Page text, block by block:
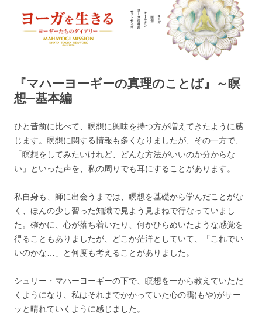
ヨーガを生きる — MAHAYOGI
MISSION ブログ
『マハーヨーギーの真理のことば』～瞑
想─基本編
ひと昔前に比べて、瞑想に興味を持つ方が増えてきたように感
じます。瞑想に関する情報も多くなりましたが、その一方で、
「瞑想をしてみたいけれど、どんな方法がいいのか分からな
い」といった声を、私の周りでも耳にすることがあります。
私自身も、師に出会うまでは、瞑想を基礎から学んだことがな
く、ほんの少し習った知識で見よう見まねで行なっていまし
た。確かに、心が落ち着いたり、何かひらめいたような感覚を
得ることもありましたが、どこか茫洋としていて、「これでい
いのかな…」と何度も考えることがありました。
シュリー・マハーヨーギーの下で、瞑想を一から教えていただ
くようになり、私はそれまでかかっていた心の靄(もや)がサー
ッと晴れていくように感じました。